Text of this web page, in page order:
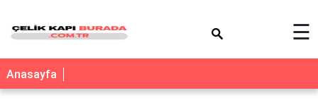
☰
Anasayfa